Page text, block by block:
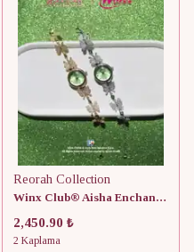
Reorah Collection
Winx Club® Aisha Enchantix Saat
2,450.90 ₺
2 Kaplama